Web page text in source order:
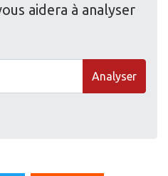
aidera à analyser
Analyser